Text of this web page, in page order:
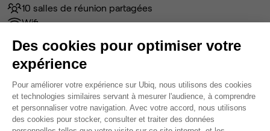
10 salles de réunion partagées
Wifi
Câblage RJ45
Fibre
Coin cafet'
Climatisation
Espace d'attente
Espace détente
Des cookies pour optimiser votre
expérience
Plateforme de Gestion du
Pour améliorer votre expérience sur Ubiq, nous utilisons des cookies
et technologies similaires servant à mesurer l'audience, à comprendre
et personnaliser votre navigation. Avec votre accord, nous utilisons
des cookies pour stocker, consulter et traiter des données